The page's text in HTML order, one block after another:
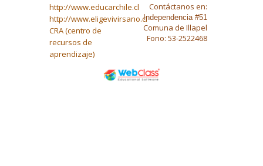
http://www.educarchile.cl
http://www.eligevivirsano.cl
CRA (centro de
recursos de
aprendizaje)
Contáctanos en:
Independencia #51
Comuna de Illapel
Fono: 53-2522468